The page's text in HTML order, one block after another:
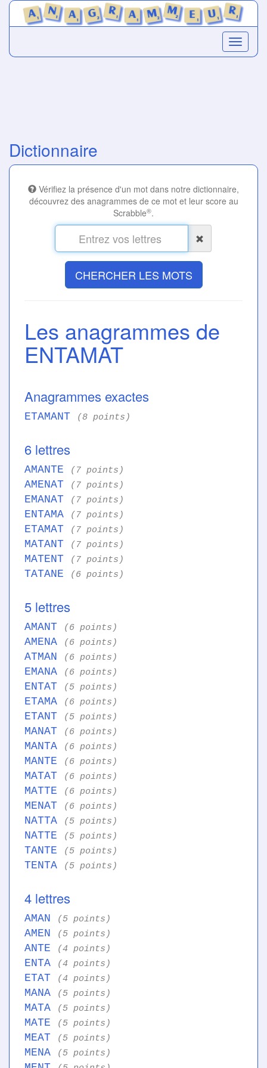
Dictionnaire
Vérifiez la présence d'un mot dans notre dictionnaire,
découvrez des anagrammes de ce mot et leur score au
Scrabble®.
CHERCHER LES MOTS
Les anagrammes de
ENTAMAT
Anagrammes exactes
ETAMANT (8 points)
6 lettres
AMANTE (7 points)
AMENAT (7 points)
EMANAT (7 points)
ENTAMA (7 points)
ETAMAT (7 points)
MATANT (7 points)
MATENT (7 points)
TATANE (6 points)
5 lettres
AMANT (6 points)
AMENA (6 points)
ATMAN (6 points)
EMANA (6 points)
ENTAT (5 points)
ETAMA (6 points)
ETANT (5 points)
MANAT (6 points)
MANTA (6 points)
MANTE (6 points)
MATAT (6 points)
MATTE (6 points)
MENAT (6 points)
NATTA (5 points)
NATTE (5 points)
TANTE (5 points)
TENTA (5 points)
4 lettres
AMAN (5 points)
AMEN (5 points)
ANTE (4 points)
ENTA (4 points)
ETAT (4 points)
MANA (5 points)
MATA (5 points)
MATE (5 points)
MEAT (5 points)
MENA (5 points)